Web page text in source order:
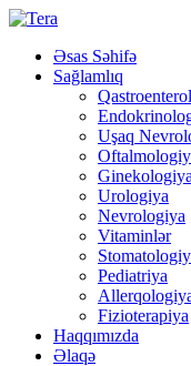
Əsas Səhifə
Sağlamlıq
Uşaq
Ginekologiya
Urologiya
Nevrologiya
Vitaminlər
Pediatriya
Fizioterapiya
Haqqımızda
Əlaqə